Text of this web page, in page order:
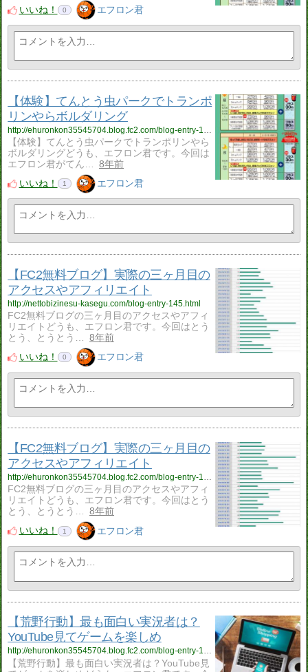
いいね！
0 エフロン君
【体験】てんとう虫パークでトランポ
リンやらボルダリング
【体験】てんとう虫パークでトランポリンやら
ボルダリングどうも、エフロン君です。今回は
エフロン君がてん…
8年前
いいね！
1 エフロン君
【FC2無料ブログ】実際の三ヶ月目の
アクセスやアフィリエイト
http://nettobizinesu-kasegu.com/blog-entry-145.html
FC2無料ブログの三ヶ月目のアクセスやアフィ
リエイトどうも、エフロン君です。今回はとう
とう、とうとう…
8年前
いいね！
0 エフロン君
【FC2無料ブログ】実際の三ヶ月目の
アクセスやアフィリエイト
http://ehuronkon35545704.blog.fc2.com/blog-entry-145.html
FC2無料ブログの三ヶ月目のアクセスやアフィ
リエイトどうも、エフロン君です。今回はとう
とう、とうとう…
8年前
いいね！
1 エフロン君
【荒野行動】最も面白い実況者は？
YouTube見てゲームを楽しめ
http://ehuronkon35545704.blog.fc2.com/blog-entry-144.html
【荒野行動】最も面白い実況者は？YouTube見